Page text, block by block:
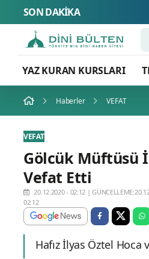
SON DAKİKA
YAZ KURAN KURSLARI
Haberler VEFAT
VEFAT
Gölcük Müftüsü
Vefat Etti
20.12.2020 - 02:12 |
02:12
Hafız İlyas Öztel Hoca